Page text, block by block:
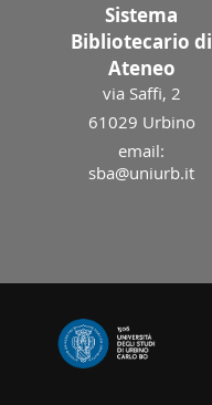
Sistema
Bibliotecario di
Ateneo
via Saffi, 2
61029 Urbino
email:
sba@uniurb.it